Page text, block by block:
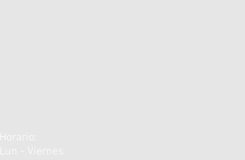
Horario:
Lun - Viernes